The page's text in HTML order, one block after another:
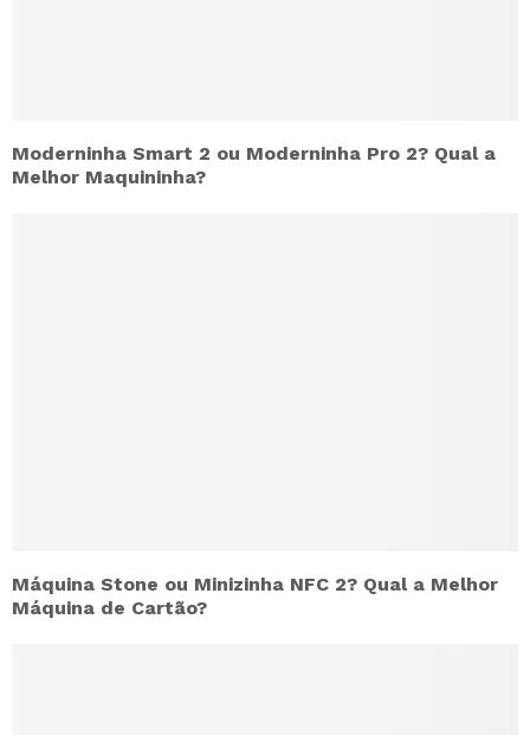
Moderninha Smart 2 ou Moderninha Pro 2? Qual a
Melhor Maquininha?
Máquina Stone ou Minizinha NFC 2? Qual a Melhor
Máquina de Cartão?